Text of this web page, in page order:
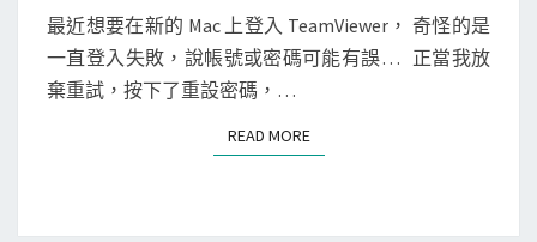
出
連
線
W
i
法
在
新
腦
N
S
最近想要在新的 Mac 上登入 TeamViewer， 奇怪的是
一直登入失敗，說帳號或密碼可能有誤… 正當我放
棄重試，按下了重設密碼，…
READ MOREREAD MORE